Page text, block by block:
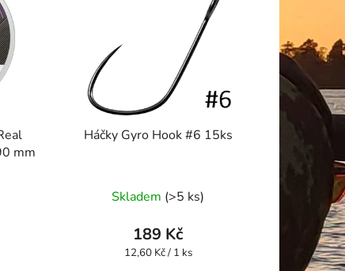
mm
Háčky Gyro Hook #6 15ks
Skladem (>5 ks)
189 Kč
Měrná
12,60 Kč / 1 ks